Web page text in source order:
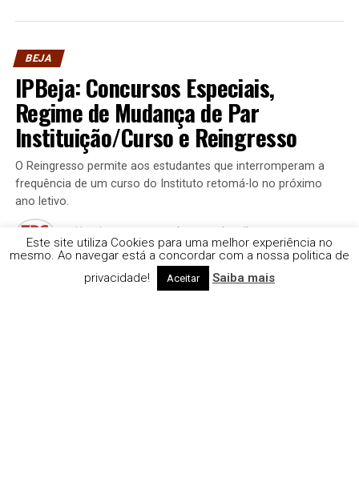
BEJA
IPBeja: Concursos Especiais,
Regime de Mudança de Par
Instituição/Curso e Reingresso
O Reingresso permite aos estudantes que interromperam a
frequência de um curso do Instituto retomá-lo no próximo
ano letivo.
Por Rádio e Televisão do Sul | TDS
Este site utiliza Cookies para uma melhor experiência no
mesmo. Ao navegar está a concordar com a nossa politica de
privacidade!
Aceitar Saiba mais